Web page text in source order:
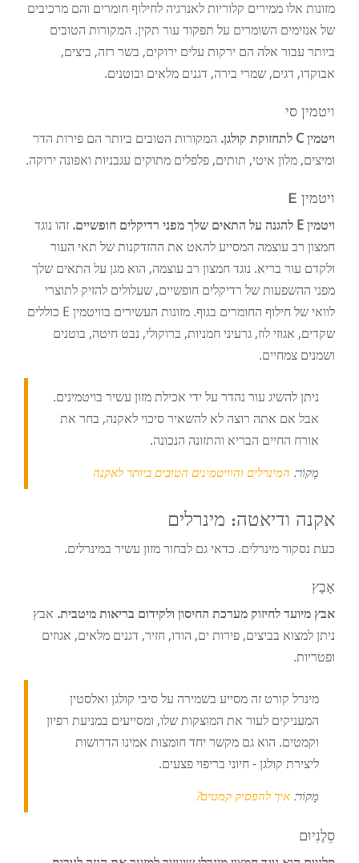
מזונות אלו ממירים קלוריות לאנרגיה לחילוף חומרים והם מרכיבים
של אנזימים השומרים על תפקוד עור תקין. המקורות הטובים
ביותר עבור אלה הם ירקות עלים ירוקים, בשר רזה, ביצים,
אבוקדו, דגים, שמרי בירה, דגנים מלאים ובוטנים.
ויטמין סי
ויטמין C לתחזוקת קולגן.
המקורות הטובים ביותר הם פירות הדר
ומיצים, מלון איטי, תותים, פלפלים מתוקים עגבניות ואפונה ירוקה.
ויטמין E
ויטמין E להגנה על התאים שלך מפני רדיקלים חופשיים.
זהו נוגד
חמצון רב עוצמה המסייע להאט את ההזדקנות של תאי העור
ולקדם עור בריא. נוגד חמצון רב עוצמה, הוא מגן על התאים שלך
מפני ההשפעות של רדיקלים חופשיים, שעלולים להזיק לתוצרי
לוואי של חילוף החומרים בגוף. מזונות העשירים בוויטמין E כוללים
שקדים, אגוזי לוז, גרעיני חמניות, ברוקולי, נבט חיטה, בוטנים
ושמנים צמחיים.
ניתן להשיג עור נהדר על ידי אכילת מזון עשיר בויטמינים.
אבל אם אתה רוצה לא להשאיר סיכוי לאקנה, בחר את
אורח החיים הבריא והתזונה הנכונה.
מָקוֹר: המינרלים והוויטמינים הטובים ביותר לאקנה
אקנה ודיאטה: מינרלים
כעת נסקור מינרלים. כדאי גם לבחור מזון עשיר במינרלים.
אָבָץ
אבץ מיועד לחיזוק מערכת החיסון ולקידום בריאות מיטבית. אבץ
ניתן למצוא בביצים, פירות ים, הודו, חזיר, דגנים מלאים, אגוזים
ופטריות.
מינרל קורט זה מסייע בשמירה על סיבי קולגן ואלסטין
המעניקים לעור את המוצקות שלו, ומסייעים במניעת רפיון
וקמטים. הוא גם מקשר יחד חומצות אמינו הדרושות
ליצירת קולגן - חיוני בריפוי פצעים.
מָקוֹר:איך להפסיק קמטים?
סֵלֶנִיוּם